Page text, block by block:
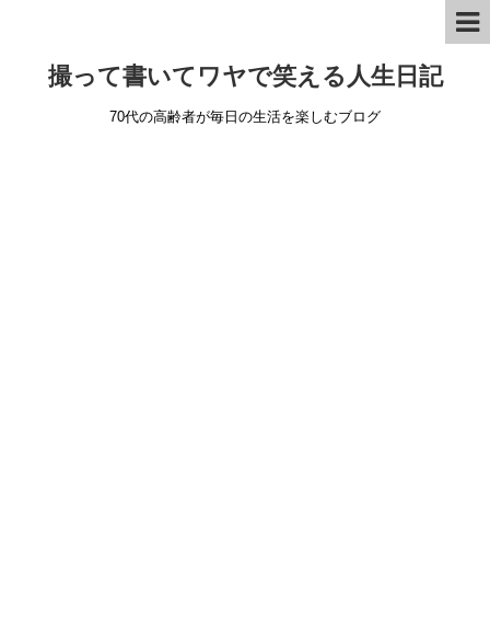
撮って書いてワヤで笑える人生日記
70代の高齢者が毎日の生活を楽しむブログ